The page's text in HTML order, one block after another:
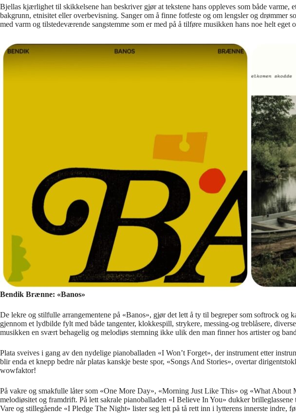
Bjellas kjærlighet til skikkelsene han beskriver gjør at tekstene hans oppleves som både varme,
bakgrunn, etnisitet eller overbevisning. Sanger om å finne fotfeste og om lengsler og drømmer
med varm og tilstedeværende sangstemme som er med på å tilføre musikken hans noe helt
Bendik Brænne: «Banos»
De lekre og stilfulle arrangementene på «Banos», gjør det lett å ty til begreper som softrock
gjennom et lydbilde fylt med både tangenter, klokkespill, strykere, messing-og treblåsere,
musikken en svært behagelig og melodiøs stemning ikke ulik den man finner hos artister og
Plata sveives i gang av den nydelige pianoballaden «I Won’t Forget», der instrument etter
blir enda et knepp bedre når platas kanskje beste spor, «Songs And Stories», overtar
wowfaktor!
På vakre og smakfulle låter som «One More Day», «Morning Just Like This» og «What About
melodiøsitet og framdrift. På lett sakrale pianoballaden «I Believe In You» dukker
Vare og stillegående «I Pledge The Night» lister seg lett på tå rett inn i lytterens innerste